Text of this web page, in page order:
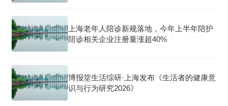
上海老年人陪诊新规落地，今年上半年陪护
陪诊相关企业注册量涨超40%
博报堂生活综研·上海发布《生活者的健康意
识与行为研究2026》